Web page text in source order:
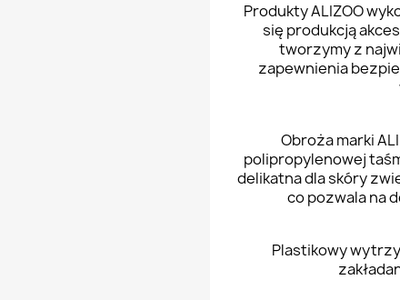
Produkty ALIZOO
się produkcją
tworzymy z
zapewnienia
Obroża marki
polipropylenowej
delikatna dla skóry
co pozwala na
Plastikowy